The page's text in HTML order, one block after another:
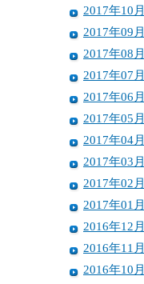
2017年10月
2017年09月
2017年08月
2017年07月
2017年06月
2017年05月
2017年04月
2017年03月
2017年02月
2017年01月
2016年12月
2016年11月
2016年10月